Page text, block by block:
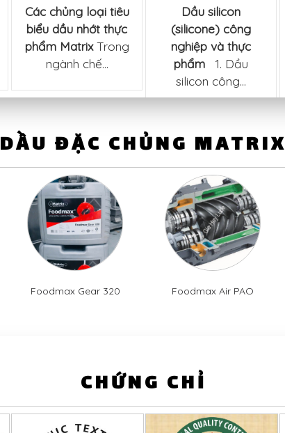
Các chủng loại tiêu
biểu dầu nhớt thực
phẩm MatrixTrong
ngành chế...
Dầu silicon
(silicone) công
nghiệp và thực
phẩm 1. Dầu
silicon công...
DẦU ĐẶC CHỦNG MATRIX
Foodmax Gear 320 Foodmax Air PAO
CHỨNG CHỈ